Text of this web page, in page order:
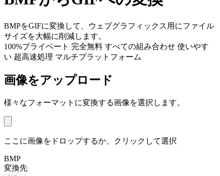
BMPをGIFに変換して、ウェブグラフィックス用にファイル
サイズを大幅に削減します。
100%プライベート 完全無料 すべての組み合わせ 使いやす
い 超高速処理 マルチプラットフォーム
画像をアップロード
様々なフォーマットに変換する画像を選択します。
ここに画像をドロップするか、クリックして選択
BMP
変換先